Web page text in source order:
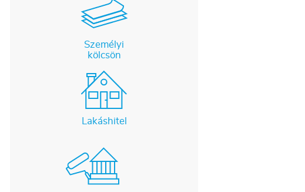
Személyi
kölcsön
Lakáshitel